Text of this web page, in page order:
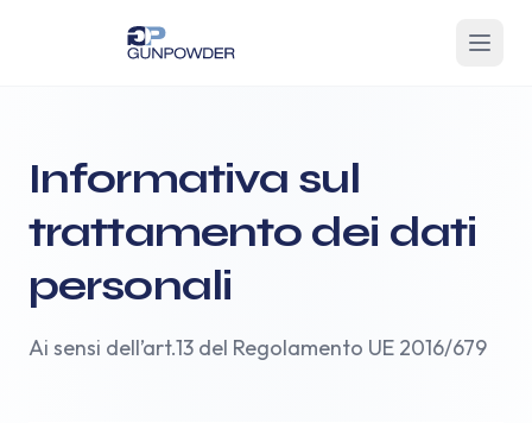
Informativa sul
trattamento dei dati
personali
Ai sensi dell’art.13 del Regolamento UE 2016/679